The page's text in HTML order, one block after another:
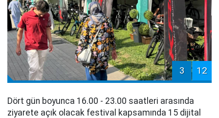
3 12
Dört gün boyunca 16.00 - 23.00 saatleri arasında
ziyarete açık olacak festival kapsamında 15 dijital